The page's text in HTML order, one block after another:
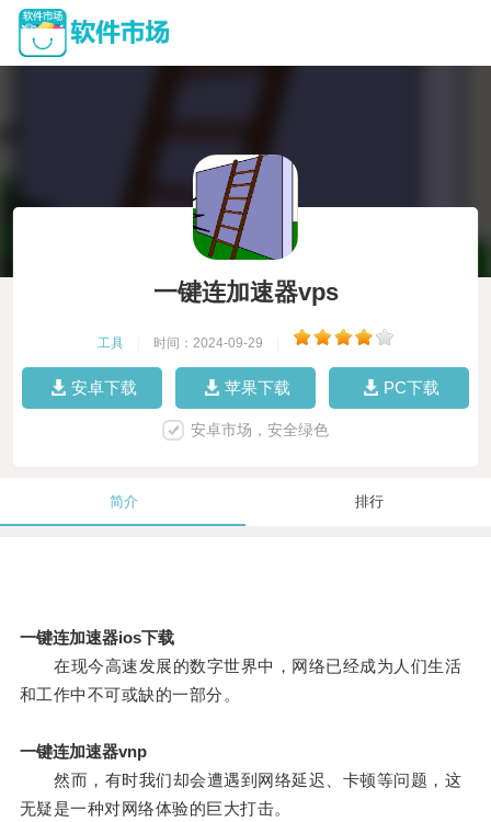
一键连加速器vps
工具 时间：2024-09-29
安卓下载 苹果下载 PC下载
安卓市场，安全绿色
简介 排行
一键连加速器ios下载
在现今高速发展的数字世界中，网络已经成为人们生活
和工作中不可或缺的一部分。
一键连加速器vnp
然而，有时我们却会遭遇到网络延迟、卡顿等问题，这
无疑是一种对网络体验的巨大打击。